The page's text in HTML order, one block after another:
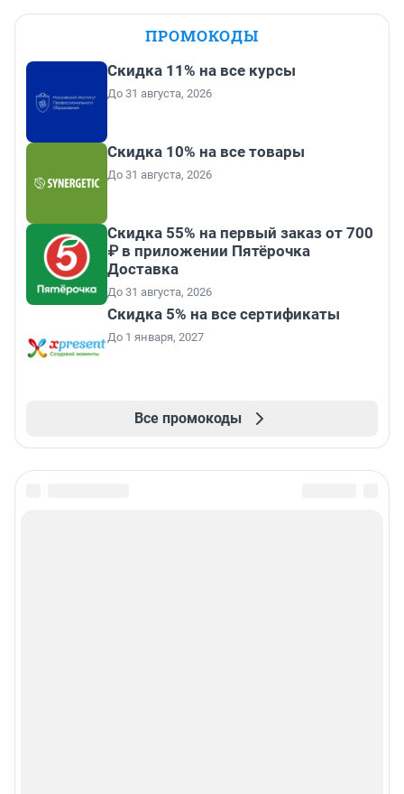
ПРОМОКОДЫ
Скидка 11% на все курсы
До 31 августа, 2026
Скидка 10% на все товары
До 31 августа, 2026
Скидка 55% на первый заказ от 700
₽ в приложении Пятёрочка
Доставка
До 31 августа, 2026
Скидка 5% на все сертификаты
До 1 января, 2027
Все промокоды